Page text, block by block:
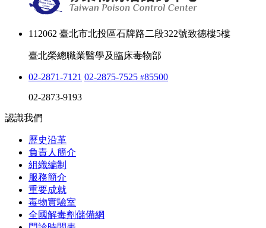
112062 臺北市北投區石牌路二段322號致德樓5樓
臺北榮總職業醫學及臨床毒物部
02-2871-7121 02-2875-7525 #85500
02-2873-9193
認識我們
歷史沿革
負責人簡介
組織編制
服務簡介
重要成就
毒物實驗室
全國解毒劑儲備網